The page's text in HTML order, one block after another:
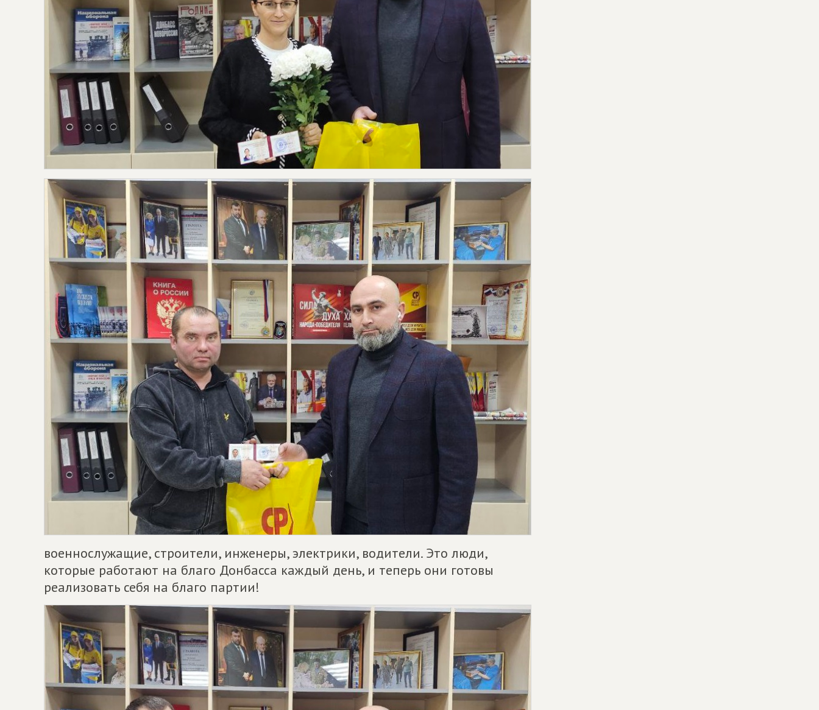
военнослужащие, строители, инженеры, электрики, водители. Это люди,
которые работают на благо Донбасса каждый день, и теперь они готовы
реализовать себя на благо партии!